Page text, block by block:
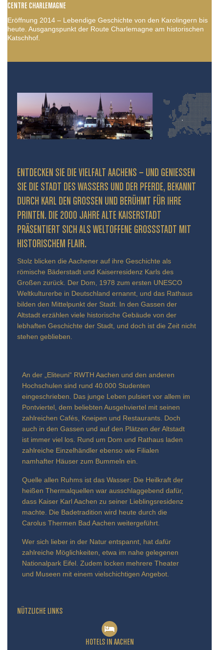
CENTRE CHARLEMAGNE
Eröffnung 2014 – Lebendige Geschichte von den Karolingern bis
heute. Ausgangspunkt der Route Charlemagne am historischen
Katschhof.
ENTDECKEN SIE DIE VIELFALT AACHENS – UND GENIESSEN S
IE DIE STADT DES WASSERS UND DER PFERDE, BEKANNT D
URCH KARL DEN GROSSEN UND BERÜHMT FÜR IHRE PR
INTEN. DIE 2000 JAHRE ALTE KAISERSTADT PR
ÄSENTIERT SICH ALS WELTOFFENE GROSSSTADT MIT HIS
TORISCHEM FLAIR.
Stolz blicken die Aachener auf ihre Geschichte als
römische Bäderstadt und Kaiserresidenz Karls des
Großen zurück. Der Dom, 1978 zum ersten UNESCO
Weltkulturerbe in Deutschland ernannt, und das Rathaus
bilden den Mittelpunkt der Stadt. In den Gassen der
Altstadt erzählen viele historische Gebäude von der
lebhaften Geschichte der Stadt, und doch ist die Zeit nicht
stehen geblieben.
An der „Eliteuni“ RWTH Aachen und den anderen
Hochschulen sind rund 40.000 Studenten
eingeschrieben. Das junge Leben pulsiert vor allem im
Pontviertel, dem beliebten Ausgehviertel mit seinen
zahlreichen Cafés, Kneipen und Restaurants. Doch
auch in den Gassen und auf den Plätzen der Altstadt
ist immer viel los. Rund um Dom und Rathaus laden
zahlreiche Einzelhändler ebenso wie Filialen
namhafter Häuser zum Bummeln ein.
Quelle allen Ruhms ist das Wasser: Die Heilkraft der
heißen Thermalquellen war ausschlaggebend dafür,
dass Kaiser Karl Aachen zu seiner Lieblingsresidenz
machte. Die Badetradition wird heute durch die
Carolus Thermen Bad Aachen weitergeführt.
Wer sich lieber in der Natur entspannt, hat dafür
zahlreiche Möglichkeiten, etwa im nahe gelegenen
Nationalpark Eifel. Zudem locken mehrere Theater
und Museen mit einem vielschichtigen Angebot.
NÜTZLICHE LINKS
HOTELS IN AACHEN